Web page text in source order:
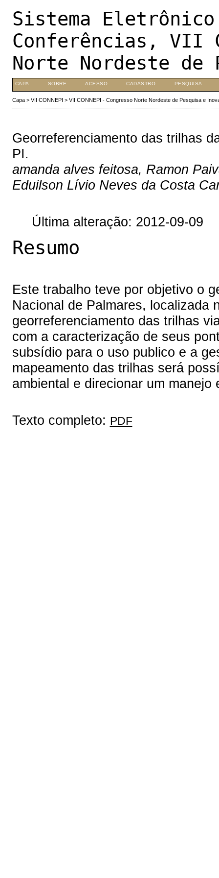
Sistema
Conferências, VII
Norte Nordeste de
CAPA SOBRE ACESSO CADASTRO PESQUISA
Capa> VII CONNEPI > VII CONNEPI - Congresso Norte Nordeste de Pesquisa e
Georreferenciamento das trilhas
PI.
amanda alves feitosa, Ramon
Eduilson Lívio Neves da Costa
Última alteração: 2012-09-09
Resumo
Este trabalho teve por objetivo o
Nacional de Palmares, localizada
georreferenciamento das trilhas
com a caracterização de seus
subsídio para o uso publico e a
mapeamento das trilhas será
ambiental e direcionar um manejo
Texto completo: PDF